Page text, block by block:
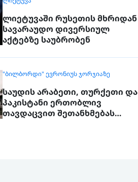
ლიეტუვაში რუსეთის მხრიდან
სავარაუდო დივერსიულ
აქტებზე საუბრობენ
"ᲑᲘᲚᲑᲝᲠᲓᲘ" ᲔᲕᲠᲝᲜᲘᲣᲡ ᲯᲝᲠᲯᲘᲐᲖᲔ
საუდის არაბეთი, თურქეთი და
პაკისტანი ერთობლივ
თავდაცვით შეთანხმებას